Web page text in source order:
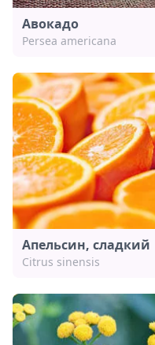
Авокадо
Persea americana
Апельсин, сладкий
Citrus sinensis